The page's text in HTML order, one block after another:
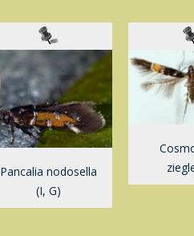
Pancalia nodosella
(I, G)